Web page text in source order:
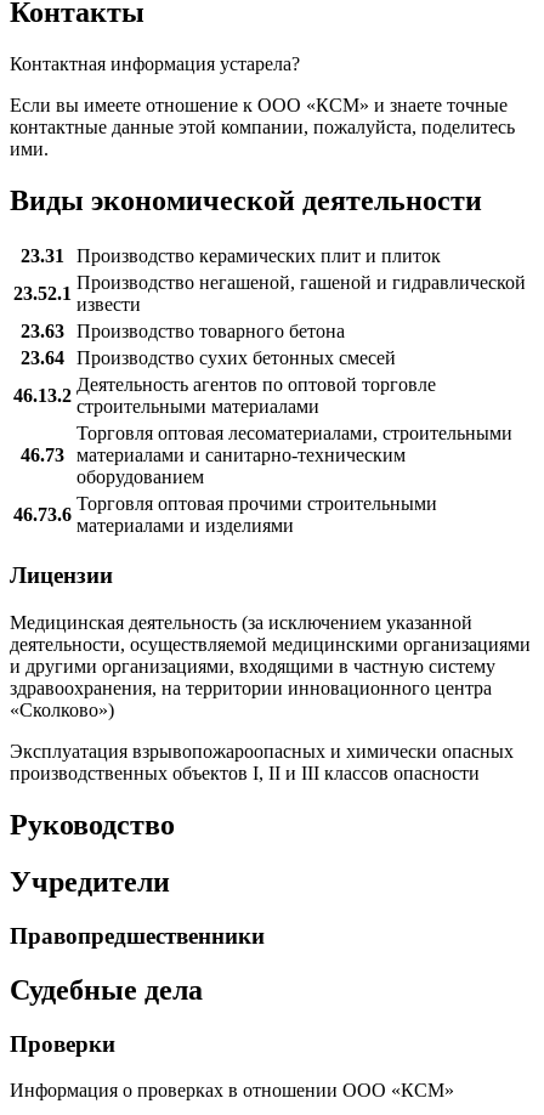
Контакты
Контактная информация устарела?
Если вы имеете отношение к ООО «КСМ» и знаете точные
контактные данные этой компании, пожалуйста, поделитесь
ими.
Виды экономической деятельности
23.31
Производство керамических плит и плиток
23.52.1
Производство негашеной, гашеной и гидравлической
извести
23.63 Производство товарного бетона
23.64 Производство сухих бетонных смесей
46.13.2
Деятельность агентов по оптовой торговле
строительными материалами
46.73
Торговля оптовая лесоматериалами, строительными
материалами и санитарно-техническим
оборудованием
46.73.6
Торговля оптовая прочими строительными
материалами и изделиями
Лицензии
Медицинская деятельность (за исключением указанной
деятельности, осуществляемой медицинскими организациями
и другими организациями, входящими в частную систему
здравоохранения, на территории инновационного центра
«Сколково»)
Эксплуатация взрывопожароопасных и химически опасных
производственных объектов I, II и III классов опасности
Руководство
Учредители
Правопредшественники
Судебные дела
Проверки
Информация о проверках в отношении ООО «КСМ»